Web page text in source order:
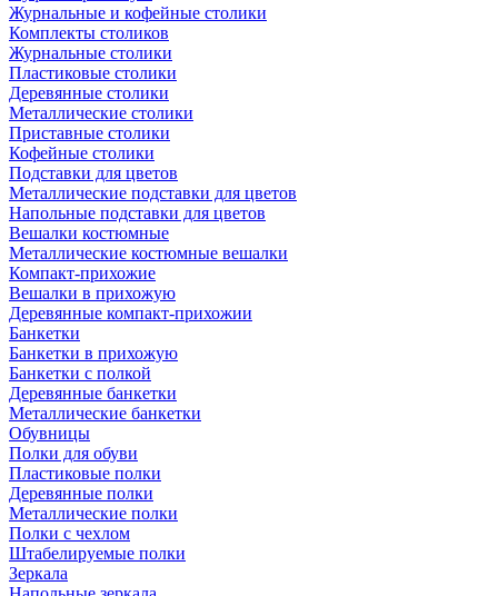
Журнальные и кофейные столики
Комплекты столиков
Журнальные столики
Пластиковые столики
Деревянные столики
Металлические столики
Приставные столики
Кофейные столики
Подставки для цветов
Металлические подставки для цветов
Напольные подставки для цветов
Вешалки костюмные
Металлические костюмные вешалки
Компакт-прихожие
Вешалки в прихожую
Деревянные компакт-прихожии
Банкетки
Банкетки в прихожую
Банкетки с полкой
Деревянные банкетки
Металлические банкетки
Обувницы
Полки для обуви
Пластиковые полки
Деревянные полки
Металлические полки
Полки с чехлом
Штабелируемые полки
Зеркала